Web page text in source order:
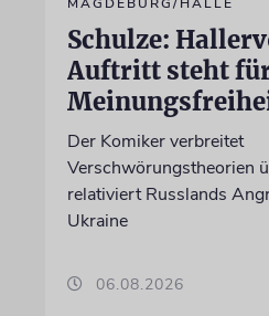
Schulze:
Auftritt steht
Der Komiker verbreitet
Verschwörungstheorien
relativiert Russlands
Ukraine
06.08.2026